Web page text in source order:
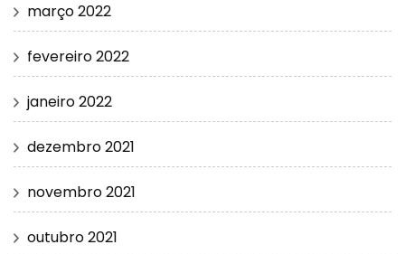
março 2022
fevereiro 2022
janeiro 2022
dezembro 2021
novembro 2021
outubro 2021